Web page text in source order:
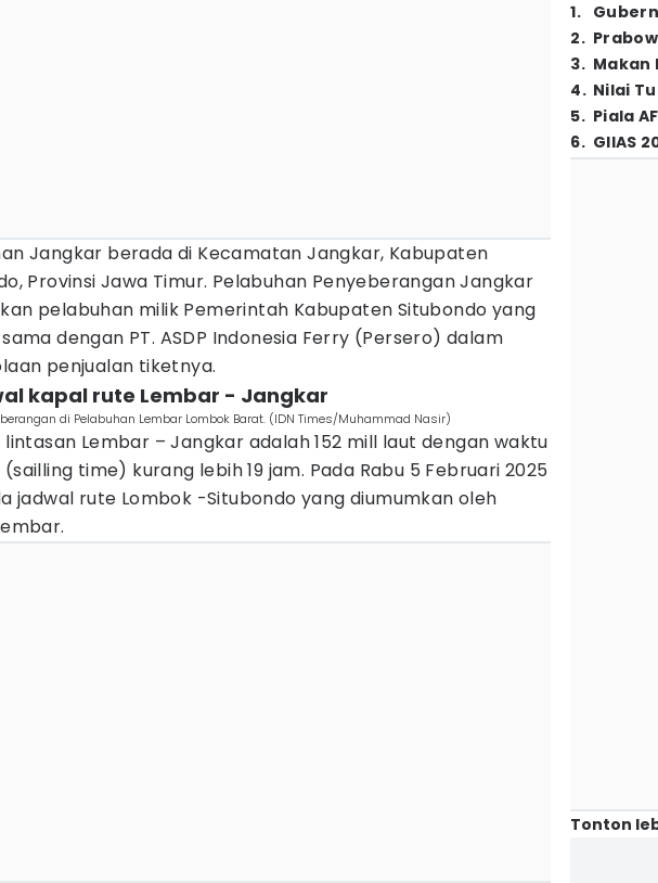
Jangkar berada di Kecamatan Jangkar, Kabupaten
Provinsi Jawa Timur. Pelabuhan Penyeberangan Jangkar
pelabuhan milik Pemerintah Kabupaten Situbondo yang
dengan PT. ASDP Indonesia Ferry (Persero) dalam
penjualan tiketnya.
kapal rute Lembar - Jangkar
di Pelabuhan Lembar Lombok Barat. (IDN Times/Muhammad Nasir)
lintasan Lembar – Jangkar adalah 152 mill laut dengan waktu
time) kurang lebih 19 jam. Pada Rabu 5 Februari 2025
jadwal rute Lombok -Situbondo yang diumumkan oleh
1.
2.
3. Makan
4. Nilai
5. Piala
6. GIIAS
Tonton